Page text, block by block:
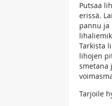
Putsaa
erissä.
pannu ja
Tarkista
lihojen
smetana
Tarjoile